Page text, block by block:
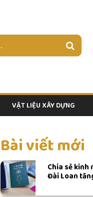
VẬT LIỆU XÂY DỰNG
Bài viết mới
Chia sẻ kinh
Đài Loan